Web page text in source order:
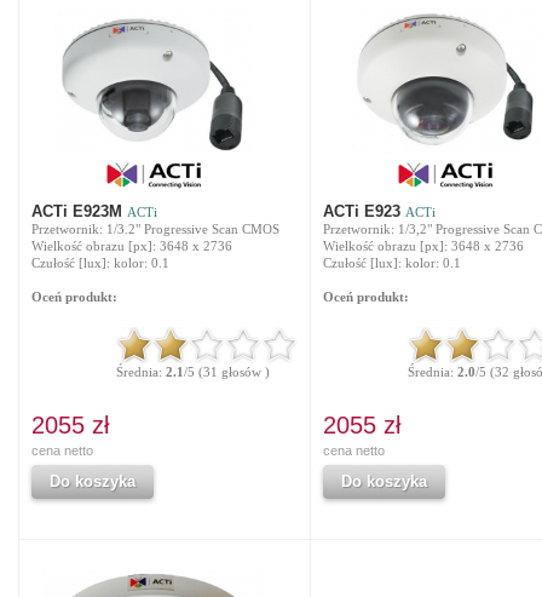
ACTi E923M ACTi
Przetwornik: 1/3.2" Progressive Scan CMOS
Wielkość obrazu [px]: 3648 x 2736
Czułość [lux]: kolor: 0.1
Oceń produkt:
Średnia: 2.1/5 (31 głosów )
2055 zł
cena netto
Do koszyka
ACTi E923 ACTi
Przetwornik: 1/3,2" Progressive Scan
Wielkość obrazu [px]: 3648 x 2736
Czułość [lux]: kolor: 0.1
Oceń produkt:
Średnia: 2.0/5 (32
2055 zł
cena netto
Do koszyka